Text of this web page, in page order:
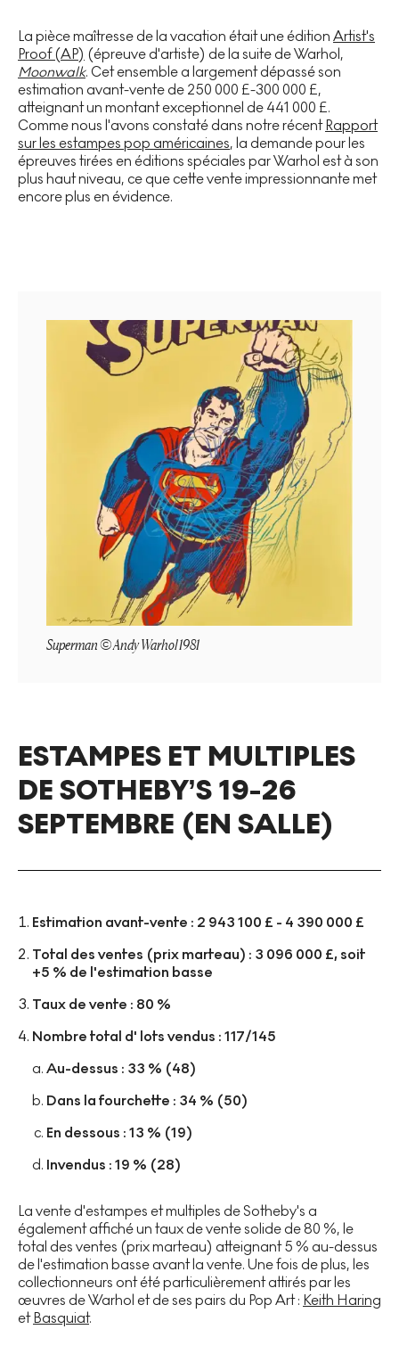
La pièce maîtresse de la vacation était une édition Artist's
Proof (AP) (épreuve d'artiste) de la suite de Warhol,
Moonwalk. Cet ensemble a largement dépassé son
estimation avant-vente de 250 000 £-300 000 £,
atteignant un montant exceptionnel de 441 000 £.
Comme nous l'avons constaté dans notre récent Rapport
sur les estampes pop américaines, la demande pour les
épreuves tirées en éditions spéciales par Warhol est à son
plus haut niveau, ce que cette vente impressionnante met
encore plus en évidence.
Superman © Andy Warhol 1981
ESTAMPES ET MULTIPLES
DE SOTHEBY’S 19-26
SEPTEMBRE (EN SALLE)
Estimation avant-vente : 2 943 100 £ - 4 390 000 £
Total des ventes (prix marteau) : 3 096 000 £, soit
+5 % de l'estimation basse
Taux de vente : 80 %
Nombre total d' lots vendus : 117/145
Au-dessus : 33 % (48)
Dans la fourchette : 34 % (50)
En dessous : 13 % (19)
Invendus : 19 % (28)
La vente d'estampes et multiples de Sotheby's a
également affiché un taux de vente solide de 80 %, le
total des ventes (prix marteau) atteignant 5 % au-dessus
de l'estimation basse avant la vente. Une fois de plus, les
collectionneurs ont été particulièrement attirés par les
œuvres de Warhol et de ses pairs du Pop Art : Keith Haring
etBasquiat.